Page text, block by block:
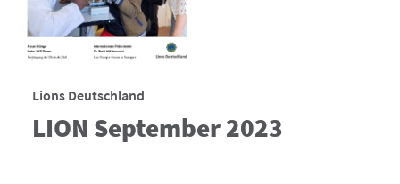
Lions Deutschland
LION September 2023